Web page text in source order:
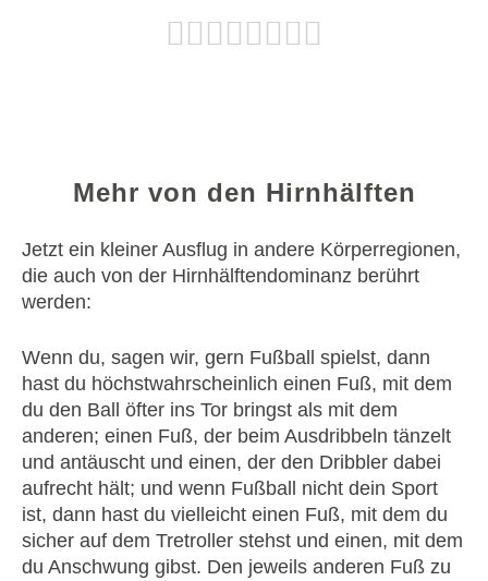
Mehr von den Hirnhälften
Jetzt ein kleiner Ausflug in andere Körperregionen,
die auch von der Hirnhälftendominanz berührt
werden:
Wenn du, sagen wir, gern Fußball spielst, dann
hast du höchstwahrscheinlich einen Fuß, mit dem
du den Ball öfter ins Tor bringst als mit dem
anderen; einen Fuß, der beim Ausdribbeln tänzelt
und antäuscht und einen, der den Dribbler dabei
aufrecht hält; und wenn Fußball nicht dein Sport
ist, dann hast du vielleicht einen Fuß, mit dem du
sicher auf dem Tretroller stehst und einen, mit dem
du Anschwung gibst. Den jeweils anderen Fuß zu